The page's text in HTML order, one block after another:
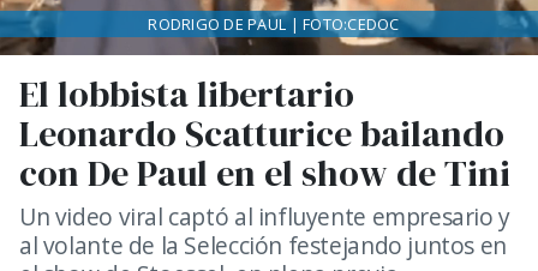
El lobbista libertario
Leonardo Scatturice bailando
con De Paul en el show de Tini
Un video viral captó al influyente empresario y
al volante de la Selección festejando juntos en
RODRIGO DE PAUL | FOTO:CEDOC